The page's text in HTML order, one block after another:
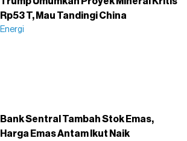
Rp53 T, Mau Tandingi China
Energi
Bank Sentral Tambah Stok Emas,
Harga Emas Antam Ikut Naik